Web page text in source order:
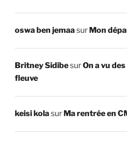
oswa ben jemaasur Mon
Britney SidibesurOn a vu
fleuve
keisi kolasur Ma rentrée en